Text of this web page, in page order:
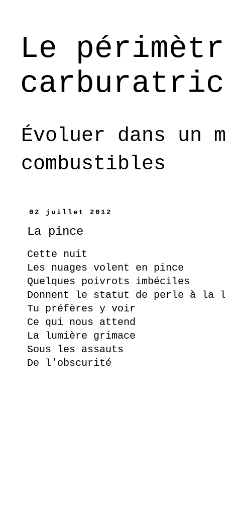
Le
Évoluer dans un
combustibles
02 juillet 2012
La pince
Cette nuit
Les nuages volent en pince
Quelques poivrots imbéciles
Donnent le statut de perle à la
Tu préfères y voir
Ce qui nous attend
La lumière grimace
Sous les assauts
De l'obscurité